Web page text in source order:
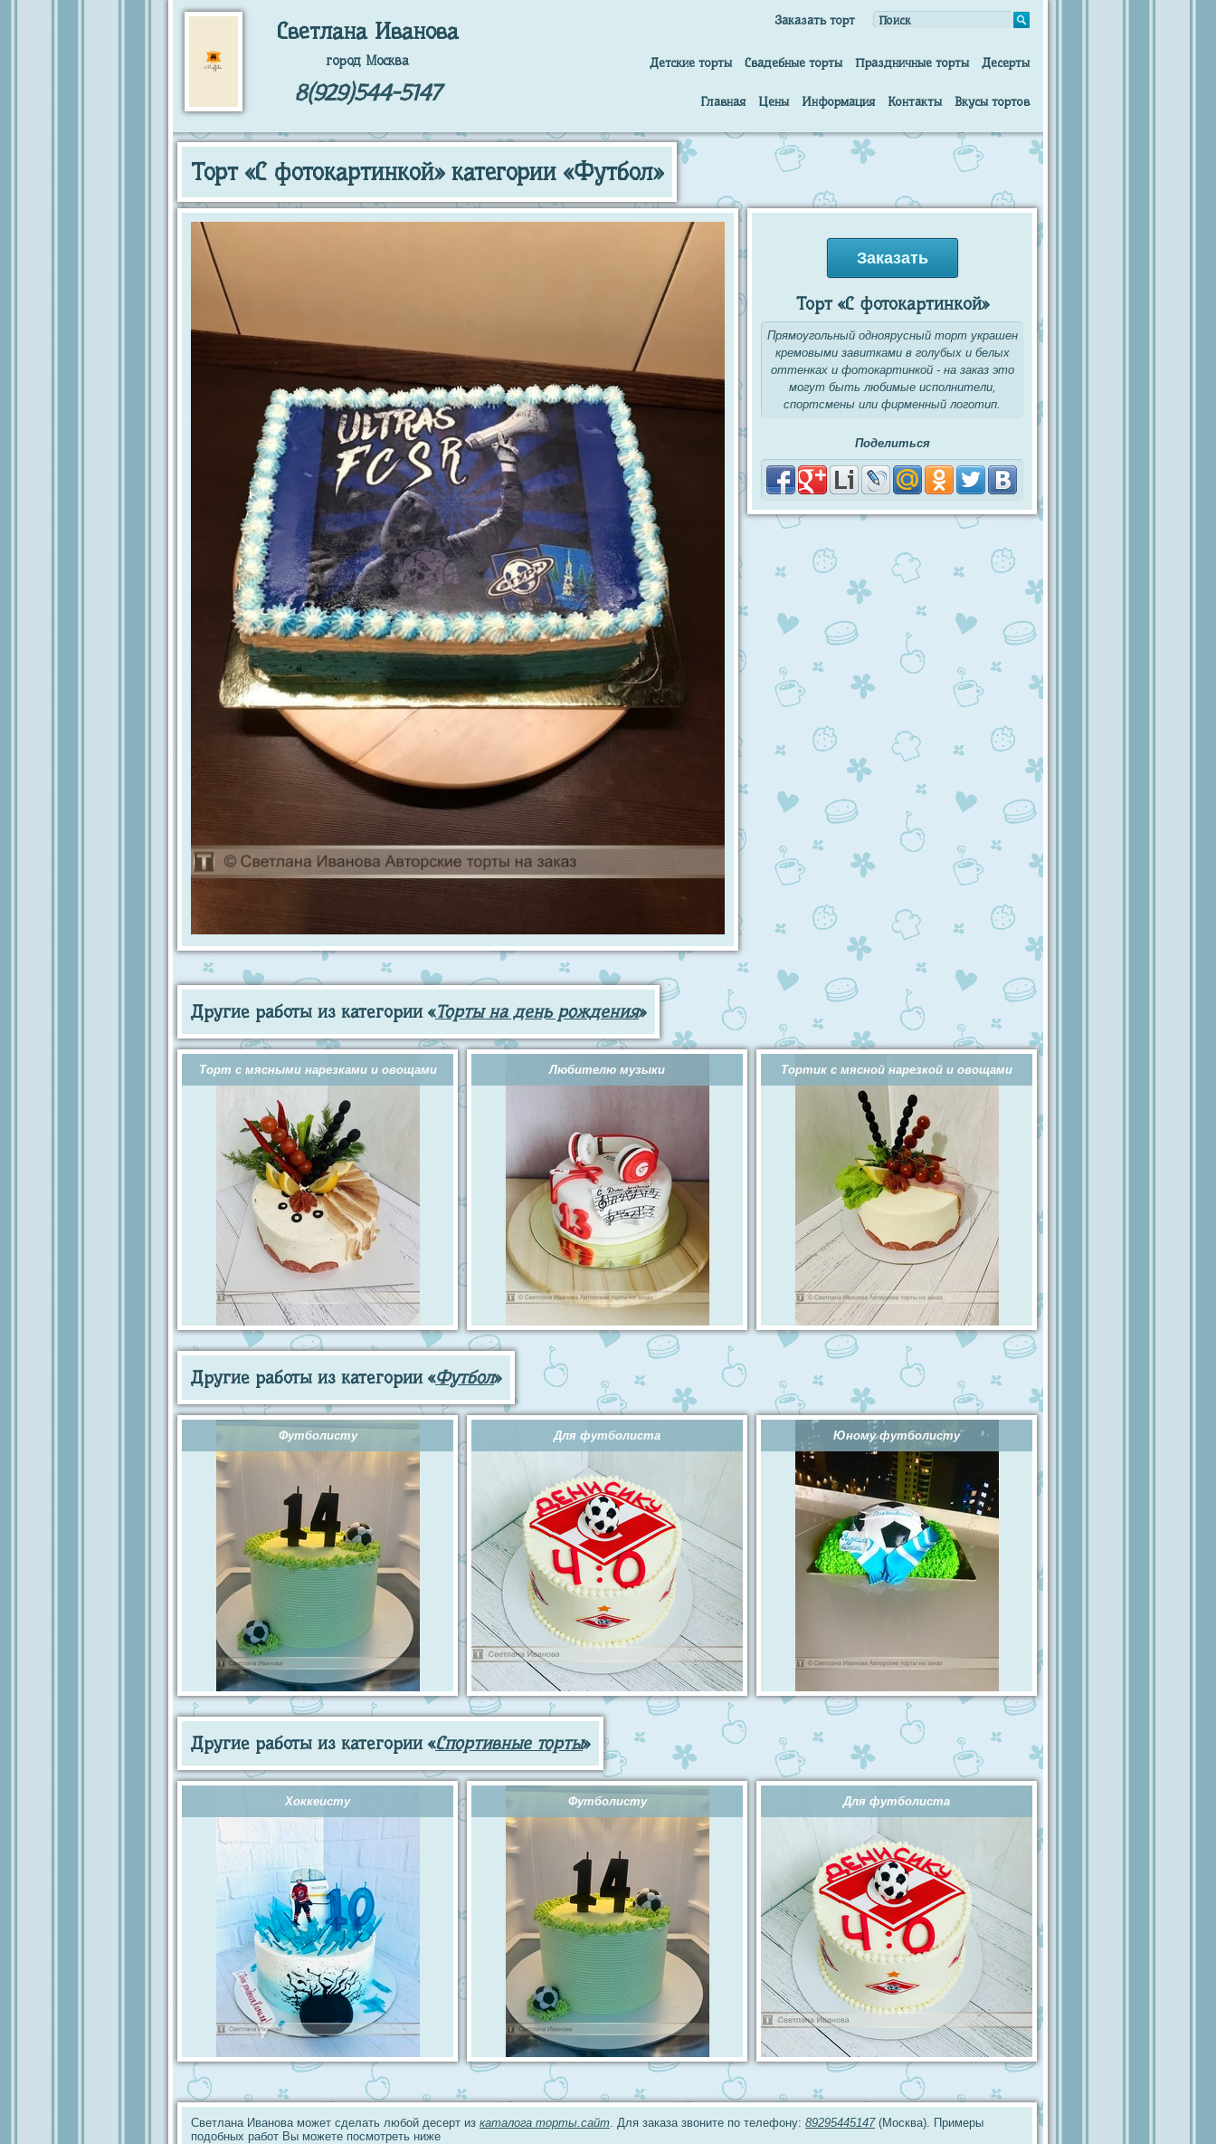
Светлана Иванова
город Москва
8(929)544-5147
Заказать торт
Детские торты Свадебные торты Праздничные торты Десерты
Главная Цены Информация Контакты Вкусы тортов
Торт «С фотокартинкой» категории «Футбол»
Заказать
Торт «С фотокартинкой»
Прямоугольный одноярусный торт украшен
кремовыми завитками в голубых и белых
оттенках и фотокартинкой - на заказ это
могут быть любимые исполнители,
спортсмены или фирменный логотип.
Поделиться
Другие работы из категории «Торты на день рождения»
Торт с мясными нарезками и овощами Любителю музыки Тортик с мясной нарезкой и овощами
Другие работы из категории «Футбол»
Футболисту Для футболиста Юному футболисту
Другие работы из категории «Спортивные торты»
Хоккеисту Футболисту Для футболиста
Светлана Иванова может сделать любой десерт из каталога торты.сайт . Для заказа звоните по телефону: 89295445147(Москва). Примеры
подобных работ Вы можете посмотреть ниже